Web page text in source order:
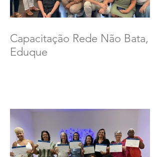
Capacitação Rede Não Bata,
Eduque